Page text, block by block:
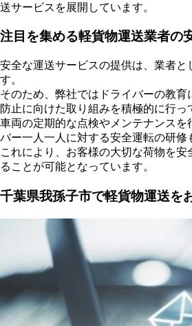
送サービスを展開しています。
注目を集める軽貨物運送業者の
安全な運送サービスの提供は、業者と
す。
そのため、弊社ではドライバーの教育
防止に向けた取り組みを積極的に行っ
車両の定期的な点検やメンテナンスを
バー一人一人に対する安全運転の研修
これにより、お客様の大切な荷物を安
ることが可能となっています。
千葉県我孫子市で軽貨物運送を